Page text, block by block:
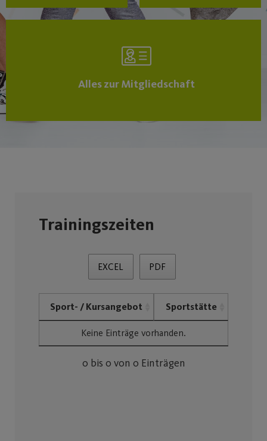
Alles zur Mitgliedschaft
Trainingszeiten
EXCEL PDF
Sport- / Kursangebot Sportstätte
Keine Einträge vorhanden.
0 bis 0 von 0 Einträgen